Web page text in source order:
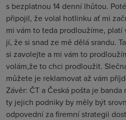
s bezplatnou 14 denní lhůtou.
připojil, že volal hotlinku ať mi
mi vám to teda prodloužíme, platí
jí, že si snad ze mě dělá srandu.
si zavolejte a mi vám to
volám,že to chci prodloužit.
můžete je reklamovat až vám
Závěr: ČT a Česká pošta je
ty jejich podniky by měly být
odpovední za firemní strategii